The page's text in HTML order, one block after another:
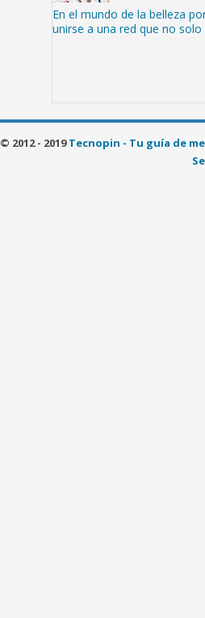
En el mundo de la belleza
unirse a una red que no solo
© 2012 - 2019Tecnopin - Tu guía de